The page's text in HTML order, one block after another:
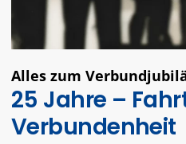
Alles zum
25 Jahre –
Verbundenheit